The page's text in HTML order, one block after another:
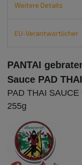
Weitere Details
EU-Verantwortlicher
PANTAI
Sauce PAD
PAD THAI
255g